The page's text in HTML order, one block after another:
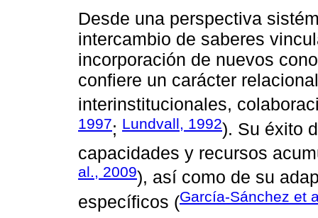
Desde una perspectiva
intercambio de saberes
incorporación de nuevos
confiere un carácter
interinstitucionales,
1997; Lundvall, 1992). Su éxito
capacidades y recursos
al., 2009), así como de su
específicos (García-Sánchez et